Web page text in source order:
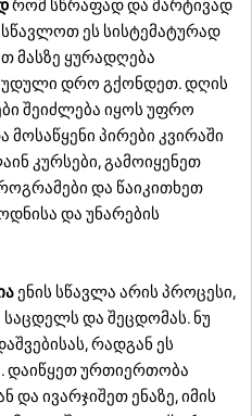
რომ სწრაფად და მარტივად
ეს სისტემატურად
მასზე ყურადღება
დრო გქონდეთ. დღის
შეიძლება იყოს უფრო
პირები კვირაში
კურსები, გამოიყენეთ
და წაიკითხეთ
და უნარების
ენის სწავლა არის პროცესი,
და შეცდომას. ნუ
რადგან ეს
დაიწყეთ ურთიერთობა
ივარჯიშეთ ენაზე, იმის